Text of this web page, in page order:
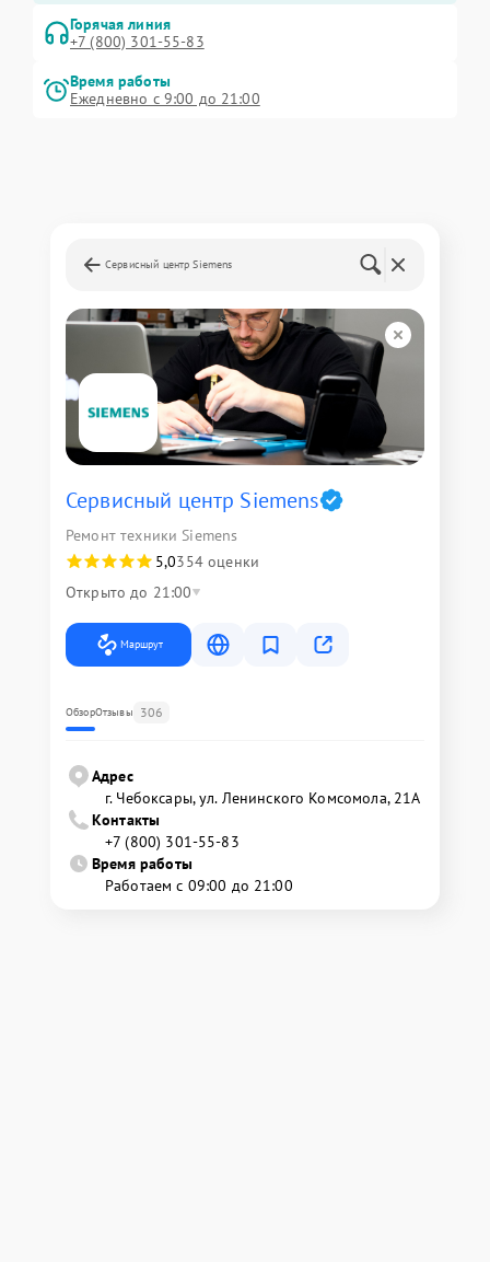
Горячая линия
+7 (800) 301-55-83
Время работы
Ежедневно с 9:00 до 21:00
Сервисный центр Siemens
Сервисный центр Siemens
Ремонт техники Siemens
5,0354 оценки
Открыто до 21:00
Маршрут
ОбзорОтзывы 306
Адрес
г. Чебоксары, ул. Ленинского Комсомола, 21А
Контакты
+7 (800) 301-55-83
Время работы
Работаем с 09:00 до 21:00